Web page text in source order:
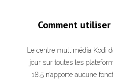
Comment
Le centre multimédia Kodi
jour sur toutes les
18.5 n’apporte aucune